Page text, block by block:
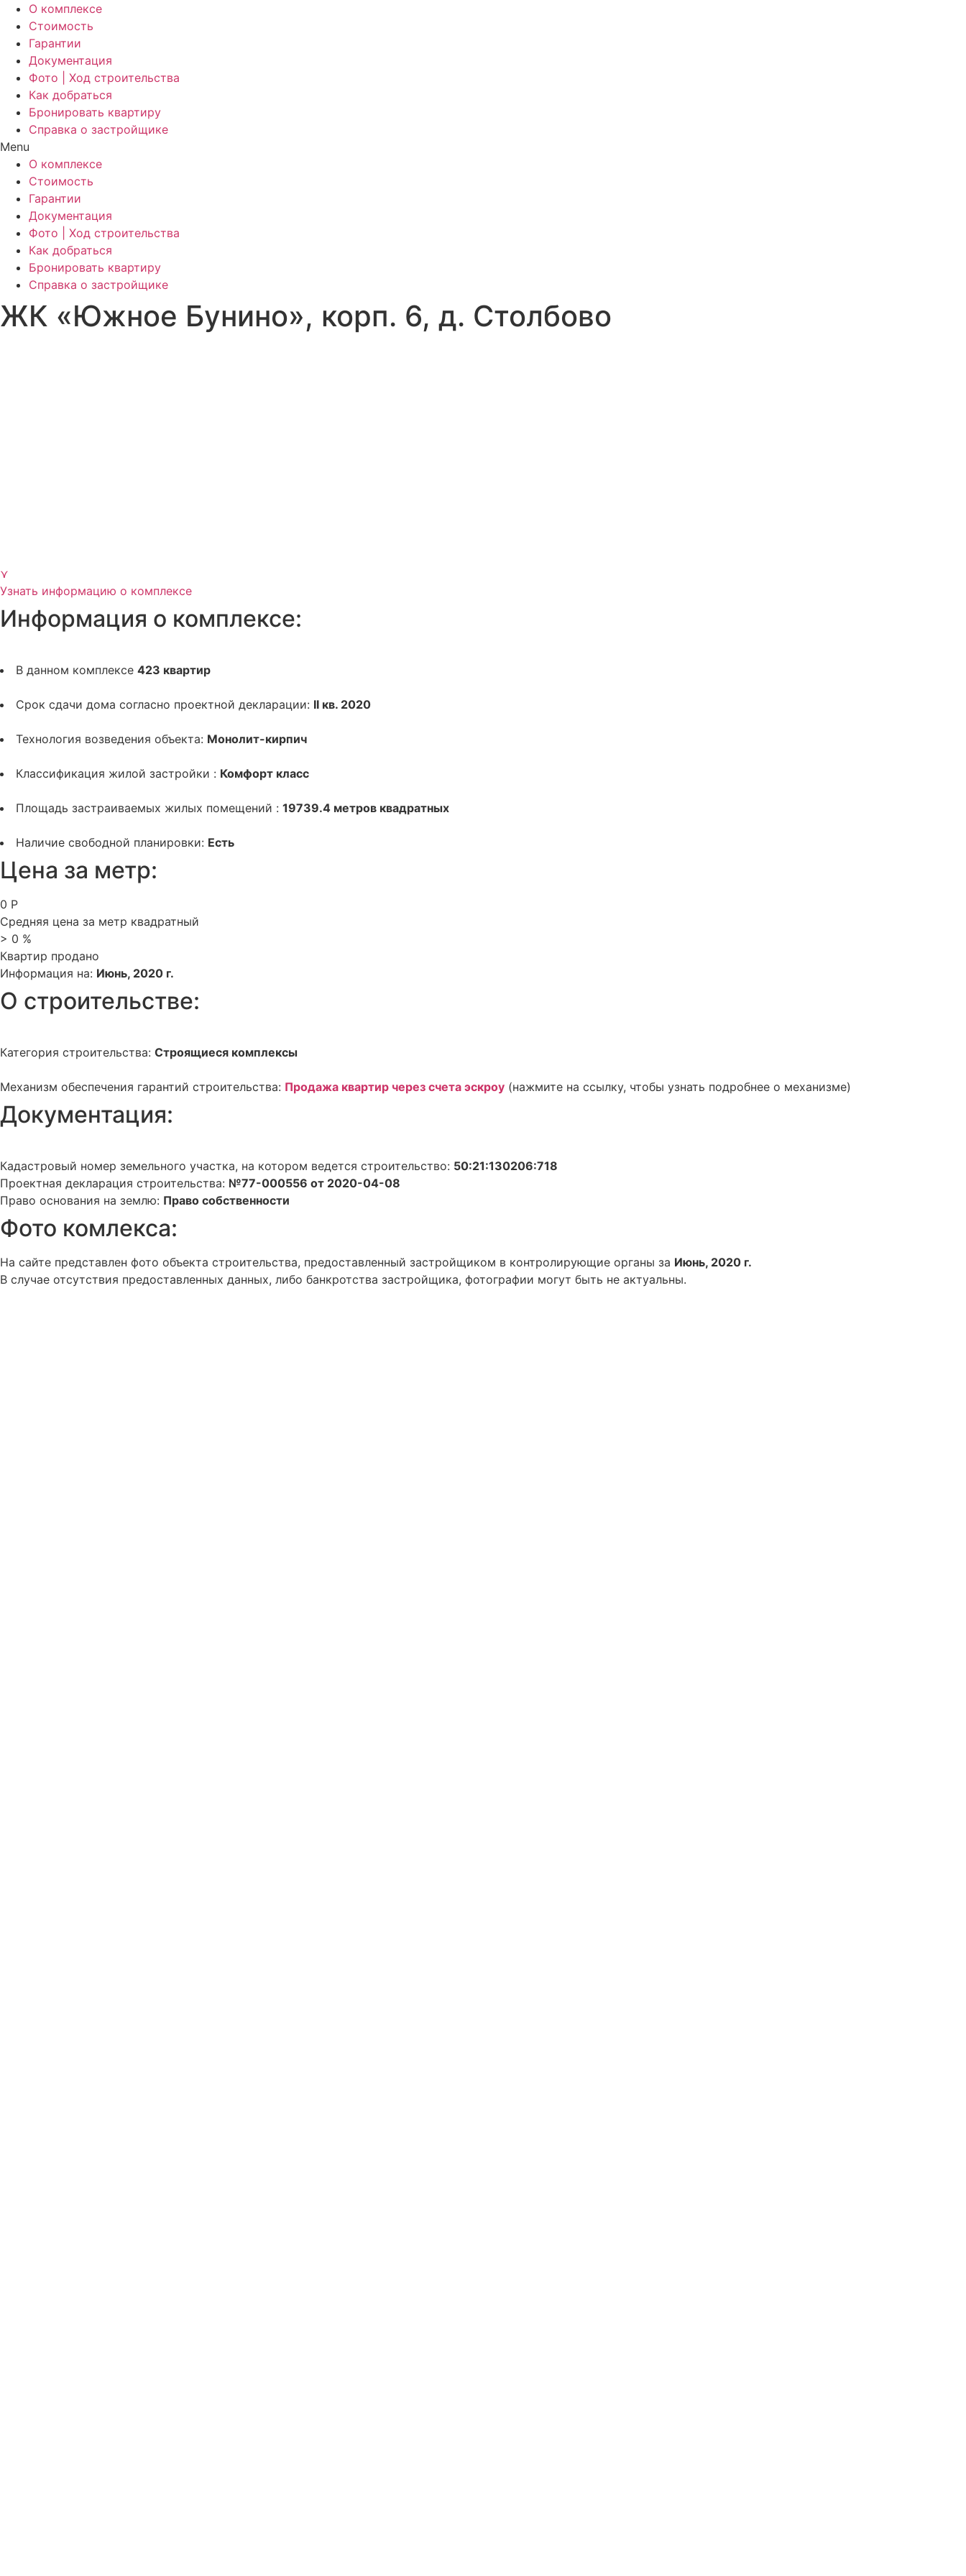
О комплексе
Стоимость
Гарантии
Документация
Фото | Ход строительства
Как добраться
Бронировать квартиру
Справка о застройщике
Menu
О комплексе
Стоимость
Гарантии
Документация
Фото | Ход строительства
Как добраться
Бронировать квартиру
Справка о застройщике
ЖК «Южное Бунино», корп. 6, д. Столбово
⋎
Узнать информацию о комплексе
Информация о комплексе:
В данном комплексе 423 квартир
Срок сдачи дома согласно проектной декларации: II кв. 2020
Технология возведения объекта: Монолит-кирпич
Классификация жилой застройки : Комфорт класс
Площадь застраиваемых жилых помещений : 19739.4 метров квадратных
Наличие свободной планировки: Есть
Цена за метр:
0 Р
Средняя цена за метр квадратный
> 0 %
Квартир продано
Информация на: Июнь, 2020 г.
О строительстве:
Категория строительства: Строящиеся комплексы
Механизм обеспечения гарантий строительства: Продажа квартир через счета эскроу (нажмите на ссылку, чтобы узнать подробнее о механизме)
Документация:
Кадастровый номер земельного участка, на котором ведется строительство: 50:21:130206:718
Проектная декларация строительства: №77-000556 от 2020-04-08
Право основания на землю: Право собственности
Фото комлекса:
На сайте представлен фото объекта строительства, предоставленный застройщиком в контролирующие органы за Июнь, 2020 г.
В случае отсутствия предоставленных данных, либо банкротства застройщика, фотографии могут быть не актуальны.